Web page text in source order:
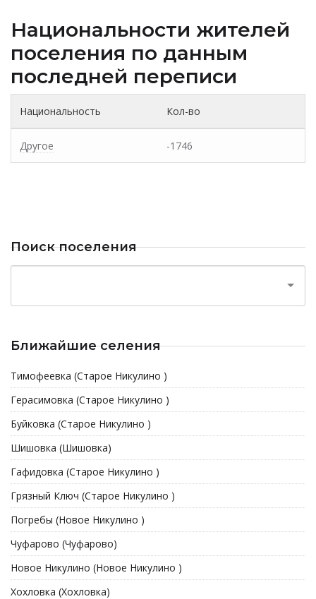
Национальности жителей
поселения по данным
последней переписи
Национальность Кол-во
Другое -1746
Поиск поселения
Ближайшие селения
Тимофеевка (Старое Никулино )
Герасимовка (Старое Никулино )
Буйковка (Старое Никулино )
Шишовка (Шишовка)
Гафидовка (Старое Никулино )
Грязный Ключ (Старое Никулино )
Погребы (Новое Никулино )
Чуфарово (Чуфарово)
Новое Никулино (Новое Никулино )
Хохловка (Хохловка)